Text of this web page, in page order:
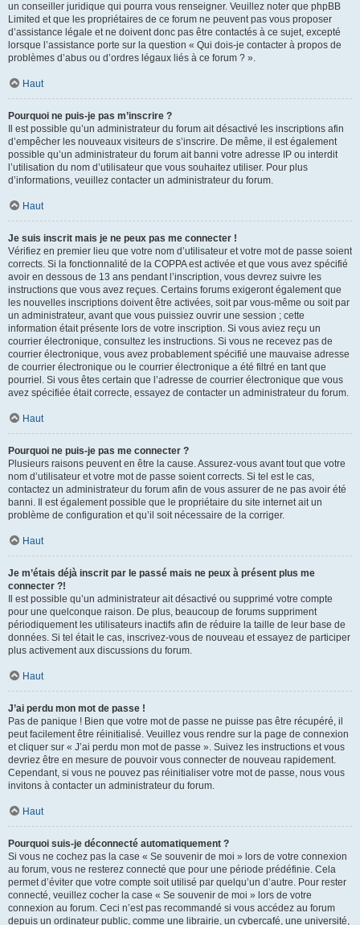
un conseiller juridique qui pourra vous renseigner. Veuillez noter que phpBB
Limited et que les propriétaires de ce forum ne peuvent pas vous proposer
d’assistance légale et ne doivent donc pas être contactés à ce sujet, excepté
lorsque l’assistance porte sur la question « Qui dois-je contacter à propos de
problèmes d’abus ou d’ordres légaux liés à ce forum ? ».
Haut
Pourquoi ne puis-je pas m’inscrire ?
Il est possible qu’un administrateur du forum ait désactivé les inscriptions afin
d’empêcher les nouveaux visiteurs de s’inscrire. De même, il est également
possible qu’un administrateur du forum ait banni votre adresse IP ou interdit
l’utilisation du nom d’utilisateur que vous souhaitez utiliser. Pour plus
d’informations, veuillez contacter un administrateur du forum.
Haut
Je suis inscrit mais je ne peux pas me connecter !
Vérifiez en premier lieu que votre nom d’utilisateur et votre mot de passe soient
corrects. Si la fonctionnalité de la COPPA est activée et que vous avez spécifié
avoir en dessous de 13 ans pendant l’inscription, vous devrez suivre les
instructions que vous avez reçues. Certains forums exigeront également que
les nouvelles inscriptions doivent être activées, soit par vous-même ou soit par
un administrateur, avant que vous puissiez ouvrir une session ; cette
information était présente lors de votre inscription. Si vous aviez reçu un
courrier électronique, consultez les instructions. Si vous ne recevez pas de
courrier électronique, vous avez probablement spécifié une mauvaise adresse
de courrier électronique ou le courrier électronique a été filtré en tant que
pourriel. Si vous êtes certain que l’adresse de courrier électronique que vous
avez spécifiée était correcte, essayez de contacter un administrateur du forum.
Haut
Pourquoi ne puis-je pas me connecter ?
Plusieurs raisons peuvent en être la cause. Assurez-vous avant tout que votre
nom d’utilisateur et votre mot de passe soient corrects. Si tel est le cas,
contactez un administrateur du forum afin de vous assurer de ne pas avoir été
banni. Il est également possible que le propriétaire du site internet ait un
problème de configuration et qu’il soit nécessaire de la corriger.
Haut
Je m’étais déjà inscrit par le passé mais ne peux à présent plus me
connecter ?!
Il est possible qu’un administrateur ait désactivé ou supprimé votre compte
pour une quelconque raison. De plus, beaucoup de forums suppriment
périodiquement les utilisateurs inactifs afin de réduire la taille de leur base de
données. Si tel était le cas, inscrivez-vous de nouveau et essayez de participer
plus activement aux discussions du forum.
Haut
J’ai perdu mon mot de passe !
Pas de panique ! Bien que votre mot de passe ne puisse pas être récupéré, il
peut facilement être réinitialisé. Veuillez vous rendre sur la page de connexion
et cliquer sur « J’ai perdu mon mot de passe ». Suivez les instructions et vous
devriez être en mesure de pouvoir vous connecter de nouveau rapidement.
Cependant, si vous ne pouvez pas réinitialiser votre mot de passe, nous vous
invitons à contacter un administrateur du forum.
Haut
Pourquoi suis-je déconnecté automatiquement ?
Si vous ne cochez pas la case « Se souvenir de moi » lors de votre connexion
au forum, vous ne resterez connecté que pour une période prédéfinie. Cela
permet d’éviter que votre compte soit utilisé par quelqu’un d’autre. Pour rester
connecté, veuillez cocher la case « Se souvenir de moi » lors de votre
connexion au forum. Ceci n’est pas recommandé si vous accédez au forum
depuis un ordinateur public, comme une librairie, un cybercafé, une université,